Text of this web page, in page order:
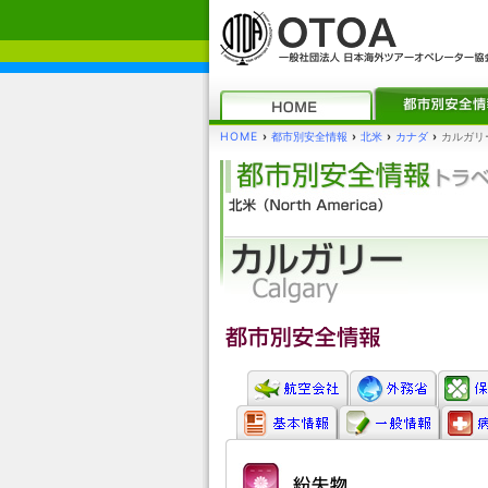
HOME › 都市別安全情報 › 北米 › カナダ › カルガリ